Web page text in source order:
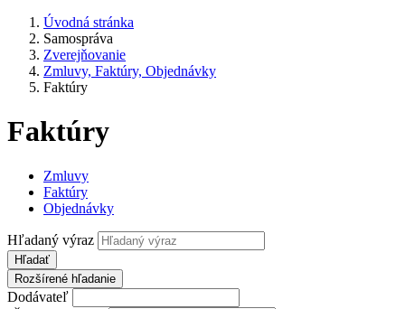
Úvodná stránka
Samospráva
Zverejňovanie
Zmluvy, Faktúry, Objednávky
Faktúry
Faktúry
Zmluvy
Faktúry
Objednávky
Hľadaný výraz
Hľadať
Rozšírené hľadanie
Dodávateľ